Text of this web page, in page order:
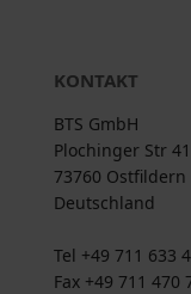
KONTAKT
BTS GmbH
Plochinger Str 41
73760 Ostfildern
Deutschland
Tel +49 711 633
Fax +49 711 470